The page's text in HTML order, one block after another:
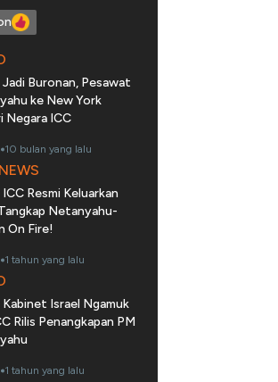
Buronan, Pesawat
ke New York
Negara ICC
10 bulan yang lalu
Resmi Keluarkan
Netanyahu-
On Fire!
1 tahun yang lalu
Israel Ngamuk
Rilis Penangkapan PM
1 tahun yang lalu